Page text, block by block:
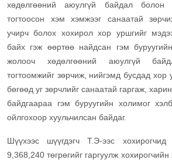
хөдөлгөөний аюулгүй байдал болон
тогтоосон хэм хэмжээг санаатай
учирч болох хохирол хор уршгийг
байх гэж өөртөө найдсан гэм
жолооч хөдөлгөөний аюулгүй
тогтоомжийг зөрчиж, нийгэмд бусдад хор
бөгөөд уг зөрчлийг санаатай гаргаж,
байдгаараа гэм буруугийн холимог
ойлгохоор хуульчилсан байдаг.
Шүүхээс шүүгдэгч Т.Э-ээс
9,368,240 төгрөгийг гаргуулж